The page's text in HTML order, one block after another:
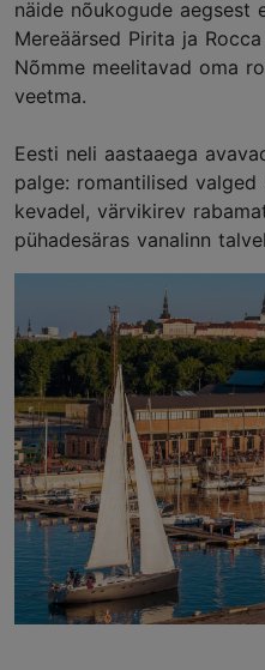
näide nõukogude aegsest
Mereäärsed Pirita ja
Nõmme meelitavad oma
veetma.
Eesti neli aastaaega
palge: romantilised valged
kevadel, värvikirev
pühadesäras vanalinn